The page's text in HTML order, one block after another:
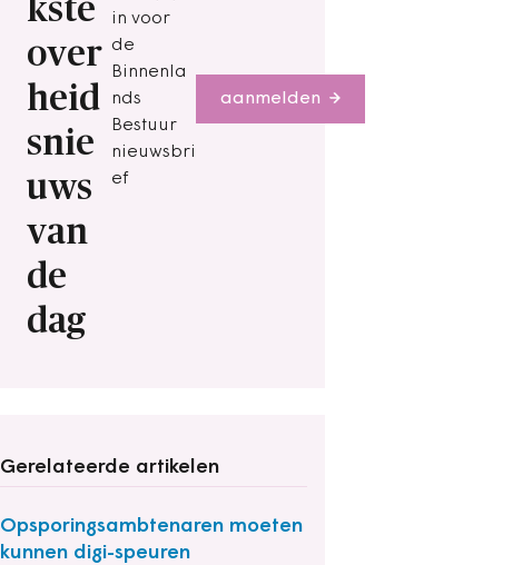
kste
over
heid
snie
uws
van
de
dag
in voor
de
Binnenla
nds
Bestuur
nieuwsbri
ef
aanmelden
Gerelateerde artikelen
Opsporingsambtenaren moeten
kunnen digi-speuren